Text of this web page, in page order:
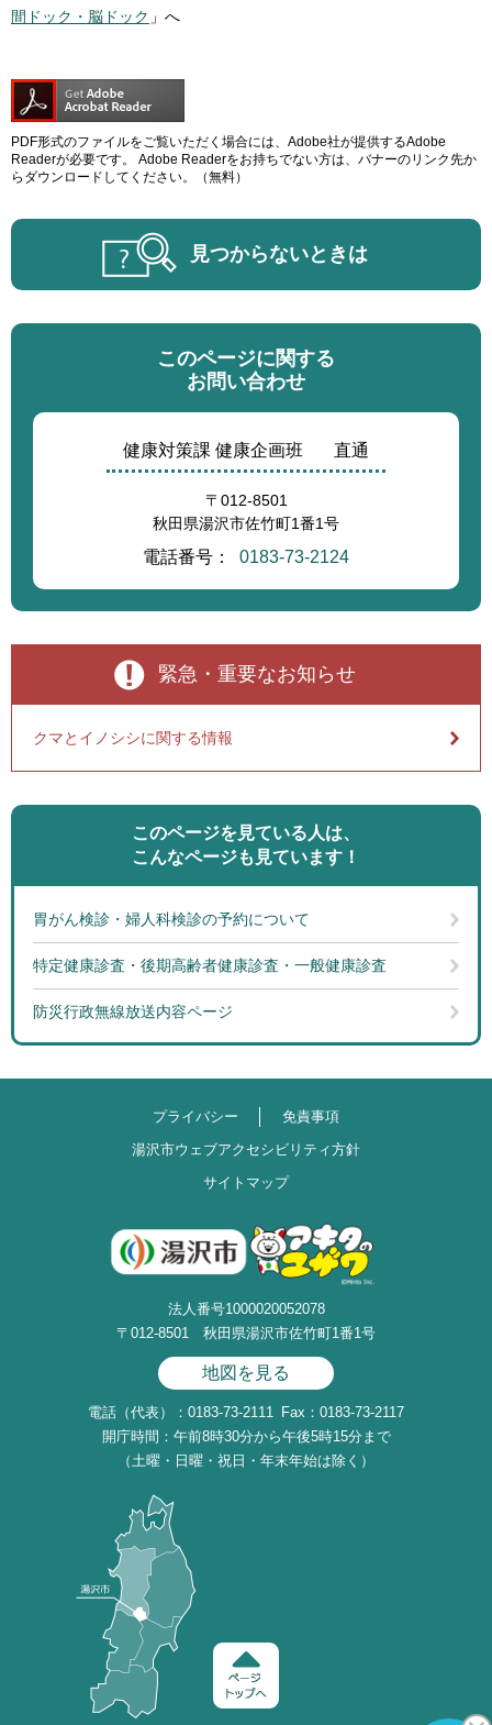
間ドック・脳ドック 」へ
PDF形式のファイルをご覧いただく場合には、Adobe社が提供するAdobe
Readerが必要です。
Adobe Readerをお持ちでない方は、バナーのリンク先か
らダウンロードしてください。（無料）
見つからないときは
このページに関する
お問い合わせ
健康対策課 健康企画班 直通
〒012-8501
秋田県湯沢市佐竹町1番1号
電話番号： 0183-73-2124
緊急・重要なお知らせ
クマとイノシシに関する情報
このページを見ている人は、
こんなページも見ています！
胃がん検診・婦人科検診の予約について
特定健康診査・後期高齢者健康診査・一般健康診査
防災行政無線放送内容ページ
プライバシー
免責事項
湯沢市ウェブアクセシビリティ方針
サイトマップ
法人番号1000020052078
〒012-8501 秋田県湯沢市佐竹町1番1号
地図を見る
電話（代表）：0183-73-2111 Fax：0183-73-2117
開庁時間：午前8時30分から午後5時15分まで
（土曜・日曜・祝日・年末年始は除く）